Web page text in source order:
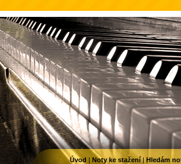
Úvod | Noty ke stažení| Hledám